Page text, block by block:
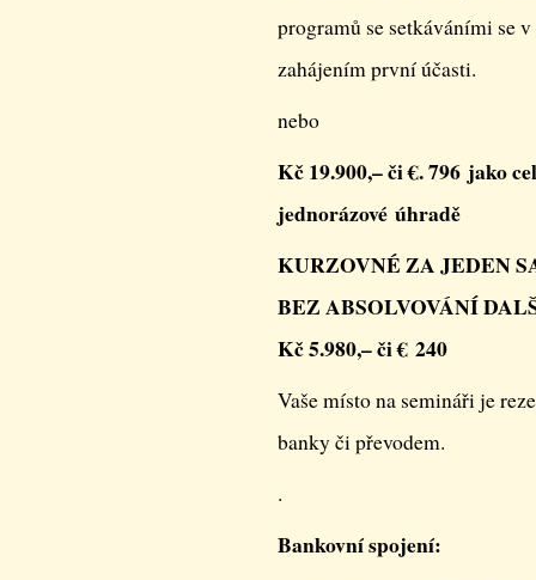
programů se setkáváními se
zahájením první účasti.
nebo
Kč 19.900,– či €. 796 jako
jednorázové úhradě
KURZOVNÉ ZA JEDEN
BEZ ABSOLVOVÁNÍ
Kč 5.980,– či € 240
Vaše místo na semináři je
banky či převodem.
.
Bankovní spojení: